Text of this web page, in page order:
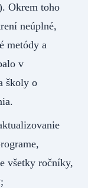
Okrem toho
neúplné,
metódy a
v
školy o
všetky ročníky,